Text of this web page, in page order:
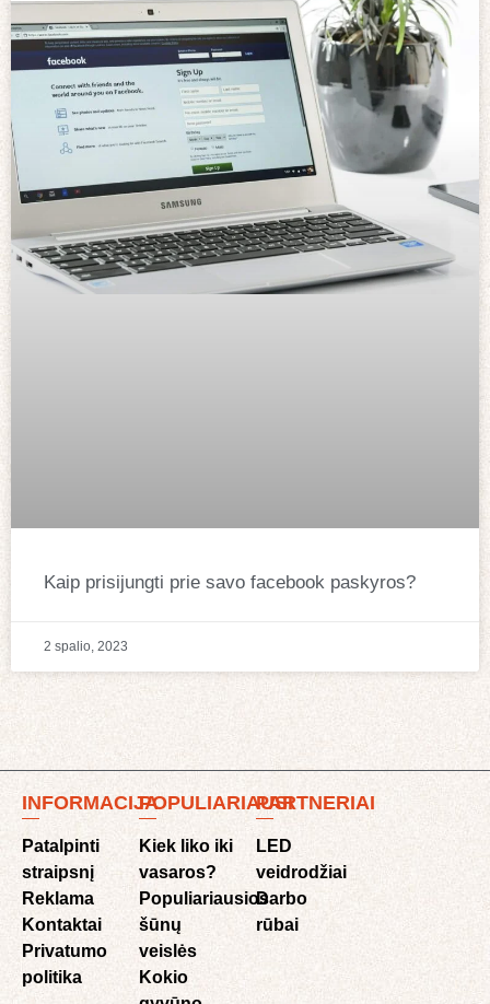
Kaip prisijungti prie savo facebook paskyros?
2 spalio, 2023
INFORMACIJA
Patalpinti
straipsnį
Reklama
Kontaktai
Privatumo
politika
POPULIARIAUSI
Kiek liko iki
vasaros?
Populiariausios
šūnų
veislės
Kokio
PARTNERIAI
LED
veidrodžiai
Darbo
rūbai